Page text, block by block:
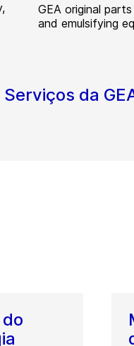
GEA original
and emulsifying
da